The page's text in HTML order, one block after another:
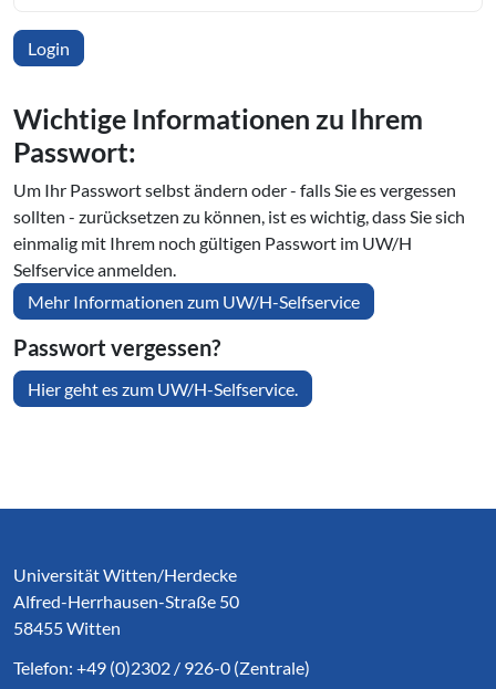
Wichtige In­for­ma­tio­nen zu Ihrem
Passwort:
Um Ihr Passwort selbst ändern oder - falls Sie es vergessen
sollten - zurücksetzen zu können, ist es wichtig, dass Sie sich
einmalig mit Ihrem noch gültigen Passwort im UW/H
Selfservice anmelden.
Mehr Informationen zum UW/H-Selfservice
Passwort vergessen?
Hier geht es zum UW/H-Selfservice.
Universität Witten/Herdecke
Alfred-Herrhausen-Straße 50
58455 Witten
Telefon: +49 (0)2302 / 926-0 (Zentrale)